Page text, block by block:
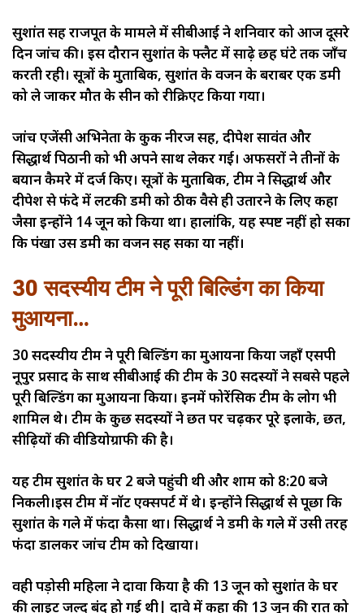
सुशांत सिंह राजपूत के मामले में सीबीआई ने शनिवार को आज दूसरे
दिन जांच की। इस दौरान सुशांत के फ्लैट में साढ़े छह घंटे तक जाँच
करती रही। सूत्रों के मुताबिक, सुशांत के वजन के बराबर एक डमी
को ले जाकर मौत के सीन को रीक्रिएट किया गया।
जांच एजेंसी अभिनेता के कुक नीरज सिंह, दीपेश सावंत और
सिद्धार्थ पिठानी को भी अपने साथ लेकर गई। अफसरों ने तीनों के
बयान कैमरे में दर्ज किए। सूत्रों के मुताबिक, टीम ने सिद्धार्थ और
दीपेश से फंदे में लटकी डमी को ठीक वैसे ही उतारने के लिए कहा
जैसा इन्होंने 14 जून को किया था। हालांकि, यह स्पष्ट नहीं हो सका
कि पंखा उस डमी का वजन सह सका या नहीं।
30 सदस्यीय टीम ने पूरी बिल्डिंग का किया
मुआयना…
30 सदस्यीय टीम ने पूरी बिल्डिंग का मुआयना किया जहाँ एसपी
नूपुर प्रसाद के साथ सीबीआई की टीम के 30 सदस्यों ने सबसे पहले
पूरी बिल्डिंग का मुआयना किया। इनमें फोरेंसिक टीम के लोग भी
शामिल थे। टीम के कुछ सदस्यों ने छत पर चढ़कर पूरे इलाके, छत,
सीढ़ियों की वीडियोग्राफी की है।
यह टीम सुशांत के घर 2 बजे पहुंची थी और शाम को 8:20 बजे
निकली।इस टीम में नॉट एक्सपर्ट में थे। इन्होंने सिद्धार्थ से पूछा कि
सुशांत के गले में फंदा कैसा था। सिद्धार्थ ने डमी के गले में उसी तरह
फंदा डालकर जांच टीम को दिखाया।
वही पड़ोसी महिला ने दावा किया है की 13 जून को सुशांत के घर
की लाइट जल्द बंद हो गई थी| दावे में कहा की 13 जून की रात को